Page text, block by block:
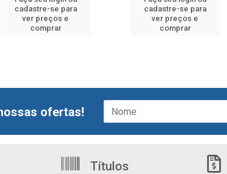
cadastre-se para
ver preços e
comprar
cadastre-se para
ver preços e
comprar
ofertas!
Títulos